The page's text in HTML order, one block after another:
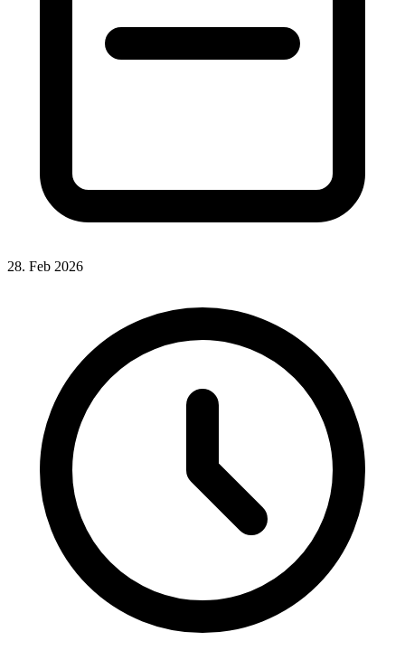
28. Feb 2026